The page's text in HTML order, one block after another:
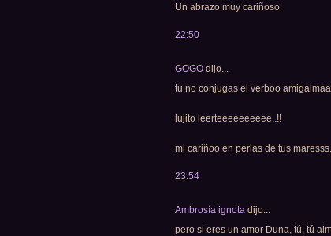
Un abrazo muy cariñoso
22:50
GOGO dijo...
tu no conjugas el verboo
lujito leerteeeeeeeeee..!!
mi cariñoo en perlas de tus
23:54
Ambrosía ignota dijo...
pero si eres un amor Duna, tú, tú